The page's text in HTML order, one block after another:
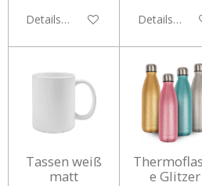
Details anzeigen Details
Tassen weiß
matt
e Glitzer